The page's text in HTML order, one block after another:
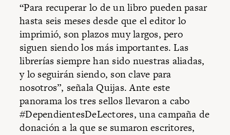
“Para recuperar lo de un libro pueden pasar
hasta seis meses desde que el editor lo
imprimió, son plazos muy largos, pero
siguen siendo los más importantes. Las
librerías siempre han sido nuestras aliadas,
y lo seguirán siendo, son clave para
nosotros”, señala Quijas. Ante este
panorama los tres sellos llevaron a cabo
#DependientesDeLectores, una campaña de
donación a la que se sumaron escritores,